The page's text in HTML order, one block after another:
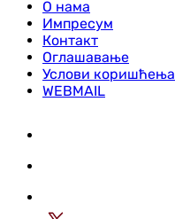
О нама
Импресум
Контакт
Оглашавање
Услови коришћења
WEBMAIL